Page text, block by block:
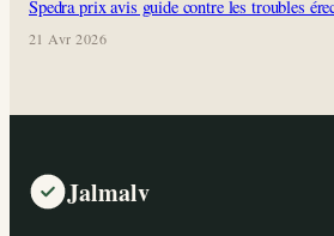
Spedra prix avis guide contre les troubles
21 Avr 2026
Jalmalv